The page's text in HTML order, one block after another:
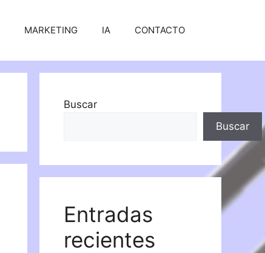
MARKETING IA CONTACTO
Buscar
Buscar
Entradas
recientes